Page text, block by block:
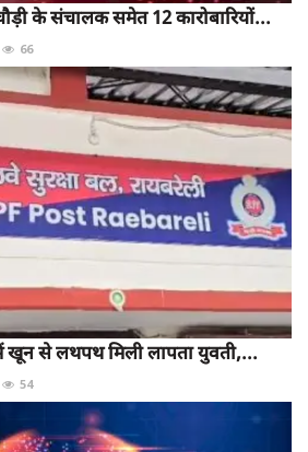
के संचालक समेत 12 कारोबारियों...
66
में खून से लथपथ मिली लापता युवती,...
54